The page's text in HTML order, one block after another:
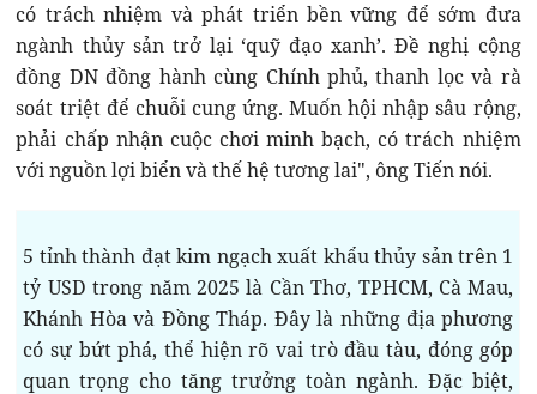
có trách nhiệm và phát triển bền vững để sớm đưa
ngành thủy sản trở lại ‘quỹ đạo xanh’. Đề nghị cộng
đồng DN đồng hành cùng Chính phủ, thanh lọc và rà
soát triệt để chuỗi cung ứng. Muốn hội nhập sâu rộng,
phải chấp nhận cuộc chơi minh bạch, có trách nhiệm
với nguồn lợi biển và thế hệ tương lai", ông Tiến nói.
5 tỉnh thành đạt kim ngạch xuất khẩu thủy sản trên 1
tỷ USD trong năm 2025 là Cần Thơ, TPHCM, Cà Mau,
Khánh Hòa và Đồng Tháp. Đây là những địa phương
có sự bứt phá, thể hiện rõ vai trò đầu tàu, đóng góp
quan trọng cho tăng trưởng toàn ngành. Đặc biệt,